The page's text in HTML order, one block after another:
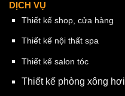
DỊCH VỤ
Thiết kế shop, cửa hàng
Thiết kế nội thất spa
Thiết kế salon tóc
Thiết kế phòng xông hơi